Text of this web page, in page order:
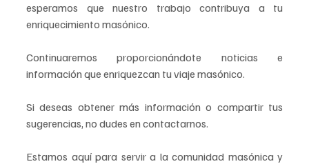
esperamos que nuestro trabajo contribuya a tu
enriquecimiento masónico.
Continuaremos proporcionándote noticias e
información que enriquezcan tu viaje masónico.
Si deseas obtener más información o compartir tus
sugerencias, no dudes en contactarnos.
Estamos aquí para servir a la comunidad masónica y